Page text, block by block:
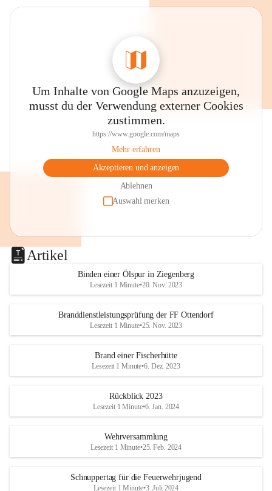
Um Inhalte von Google Maps anzuzeigen,
musst du der Verwendung externer Cookies
zustimmen.
https://www.google.com/maps
Mehr erfahren
Akzeptieren und anzeigen
Ablehnen
Auswahl merken
Artikel
Binden einer Ölspur in Ziegenberg
Lesezeit 1 Minute•20. Nov. 2023
Branddienstleistungsprüfung der FF Ottendorf
Lesezeit 1 Minute•25. Nov. 2023
Brand einer Fischerhütte
Lesezeit 1 Minute•6. Dez. 2023
Rückblick 2023
Lesezeit 1 Minute•6. Jan. 2024
Wehrversammlung
Lesezeit 1 Minute•25. Feb. 2024
Schnuppertag für die Feuerwehrjugend
Lesezeit 1 Minute•3. Juli 2024